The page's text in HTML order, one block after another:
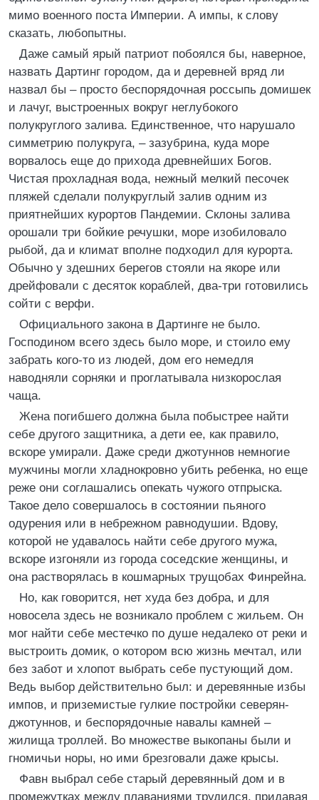
мимо военного поста Империи. А импы, к слову
сказать, любопытны.
Даже самый ярый патриот побоялся бы, наверное,
назвать Дартинг городом, да и деревней вряд ли
назвал бы – просто беспорядочная россыпь домишек
и лачуг, выстроенных вокруг неглубокого
полукруглого залива. Единственное, что нарушало
симметрию полукруга, – зазубрина, куда море
ворвалось еще до прихода древнейших Богов.
Чистая прохладная вода, нежный мелкий песочек
пляжей сделали полукруглый залив одним из
приятнейших курортов Пандемии. Склоны залива
орошали три бойкие речушки, море изобиловало
рыбой, да и климат вполне подходил для курорта.
Обычно у здешних берегов стояли на якоре или
дрейфовали с десяток кораблей, два-три готовились
сойти с верфи.
Официального закона в Дартинге не было.
Господином всего здесь было море, и стоило ему
забрать кого-то из людей, дом его немедля
наводняли сорняки и проглатывала низкорослая
чаща.
Жена погибшего должна была побыстрее найти
себе другого защитника, а дети ее, как правило,
вскоре умирали. Даже среди джотуннов немногие
мужчины могли хладнокровно убить ребенка, но еще
реже они соглашались опекать чужого отпрыска.
Такое дело совершалось в состоянии пьяного
одурения или в небрежном равнодушии. Вдову,
которой не удавалось найти себе другого мужа,
вскоре изгоняли из города соседские женщины, и
она растворялась в кошмарных трущобах Финрейна.
Но, как говорится, нет худа без добра, и для
новосела здесь не возникало проблем с жильем. Он
мог найти себе местечко по душе недалеко от реки и
выстроить домик, о котором всю жизнь мечтал, или
без забот и хлопот выбрать себе пустующий дом.
Ведь выбор действительно был: и деревянные избы
импов, и приземистые гулкие постройки северян-
джотуннов, и беспорядочные навалы камней –
жилища троллей. Во множестве выкопаны были и
гномичьи норы, но ими брезговали даже крысы.
Фавн выбрал себе старый деревянный дом и в
промежутках между плаваниями трудился, придавая